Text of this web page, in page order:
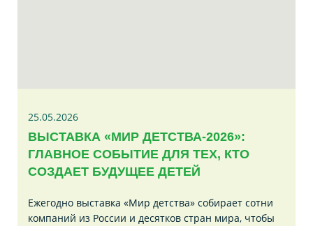
25.05.2026
ВЫСТАВКА «МИР ДЕТСТВА-2026»:
ГЛАВНОЕ СОБЫТИЕ ДЛЯ ТЕХ, КТО
СОЗДАЕТ БУДУЩЕЕ ДЕТЕЙ
Ежегодно выставка «Мир детства» собирает сотни
компаний из России и десятков стран мира, чтобы